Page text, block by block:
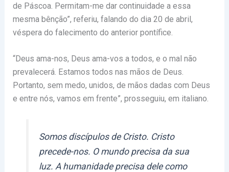
de Páscoa. Permitam-me dar continuidade a essa
mesma bênção”, referiu, falando do dia 20 de abril,
véspera do falecimento do anterior pontífice.
“Deus ama-nos, Deus ama-vos a todos, e o mal não
prevalecerá. Estamos todos nas mãos de Deus.
Portanto, sem medo, unidos, de mãos dadas com Deus
e entre nós, vamos em frente”, prosseguiu, em italiano.
Somos discípulos de Cristo. Cristo
precede-nos. O mundo precisa da sua
luz. A humanidade precisa dele como